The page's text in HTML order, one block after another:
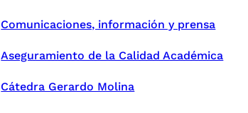
Comunicaciones, información y prensa
Aseguramiento de la Calidad Académica
Cátedra Gerardo Molina